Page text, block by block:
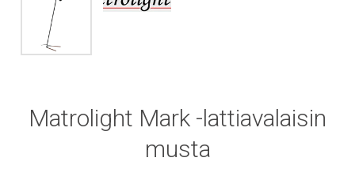
Matrolight Mark -lattiavalaisin
musta